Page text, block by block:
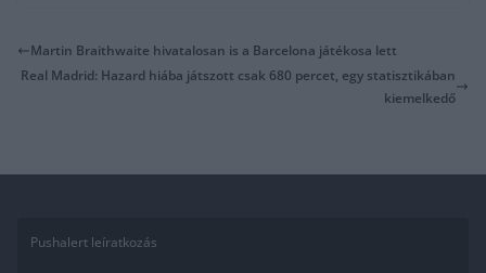
Martin Braithwaite hivatalosan is a Barcelona játékosa lett
Real Madrid: Hazard hiába játszott csak 680 percet, egy statisztikában
kiemelkedő
Pushalert leíratkozás